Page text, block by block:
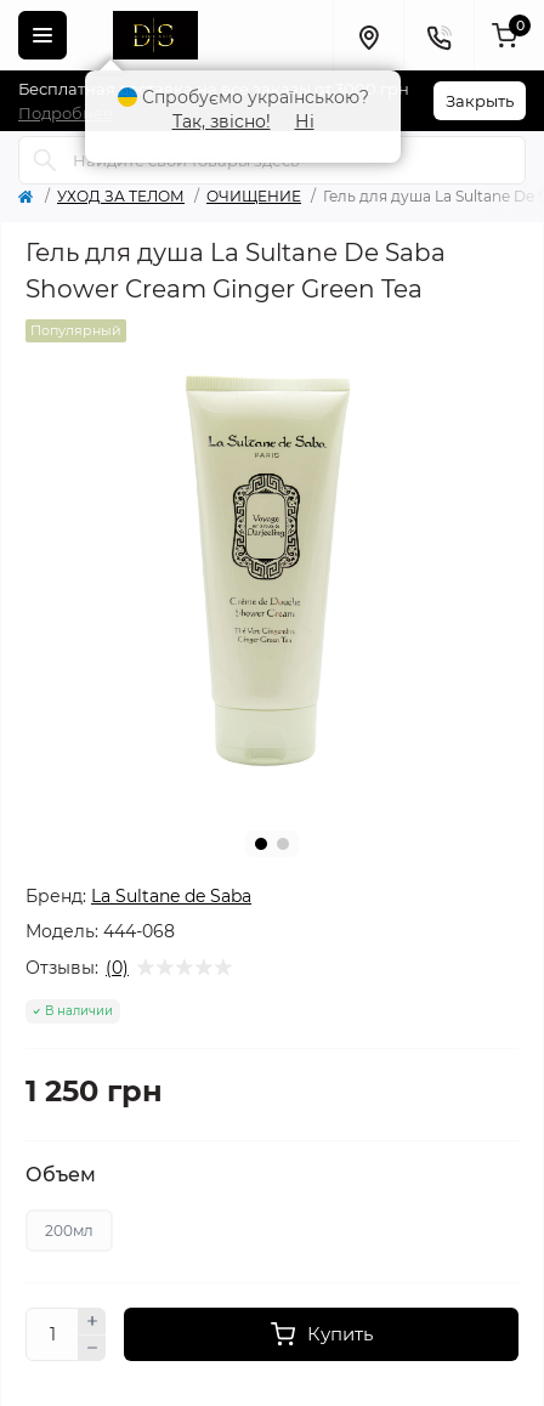
Бесплатная доставка на все заказы от 3000 грн
Подробнее
Закрыть
0
УХОД ЗА ТЕЛОМ ОЧИЩЕНИЕ Гель для душа La Sultane De
Гель для душа La Sultane De Saba
Shower Cream Ginger Green Tea
Популярный
Бренд: La Sultane de Saba
Модель: 444-068
Отзывы: (0)
В наличии
1 250 грн
Объем
200мл
Купить
Спробуємо українською?
Так, звісно!
Ні